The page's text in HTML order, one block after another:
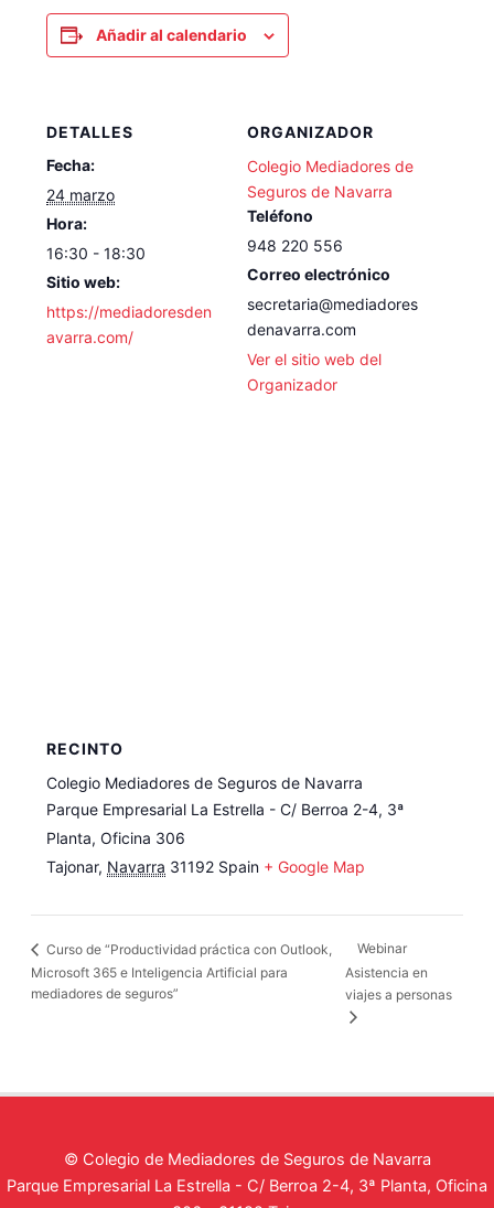
Añadir al calendario
DETALLES
Fecha:
24 marzo
Hora:
16:30 - 18:30
Sitio web:
https://mediadoresden
avarra.com/
ORGANIZADOR
Colegio Mediadores de
Seguros de Navarra
Teléfono
948 220 556
Correo electrónico
secretaria@mediadores
denavarra.com
Ver el sitio web del
Organizador
RECINTO
Colegio Mediadores de Seguros de Navarra
Parque Empresarial La Estrella - C/ Berroa 2-4, 3ª
Planta, Oficina 306
Tajonar, Navarra 31192 Spain + Google Map
Curso de “Productividad práctica con Outlook,
Microsoft 365 e Inteligencia Artificial para
mediadores de seguros”
Webinar
Asistencia en
viajes a personas
© Colegio de Mediadores de Seguros de Navarra
Parque Empresarial La Estrella - C/ Berroa 2-4, 3ª Planta, Oficina